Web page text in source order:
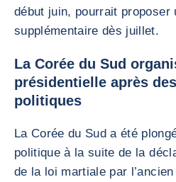
début juin, pourrait proposer
supplémentaire dès juillet.
La Corée du Sud
présidentielle après
politiques
La Corée du Sud a été
politique à la suite de la
de la loi martiale par